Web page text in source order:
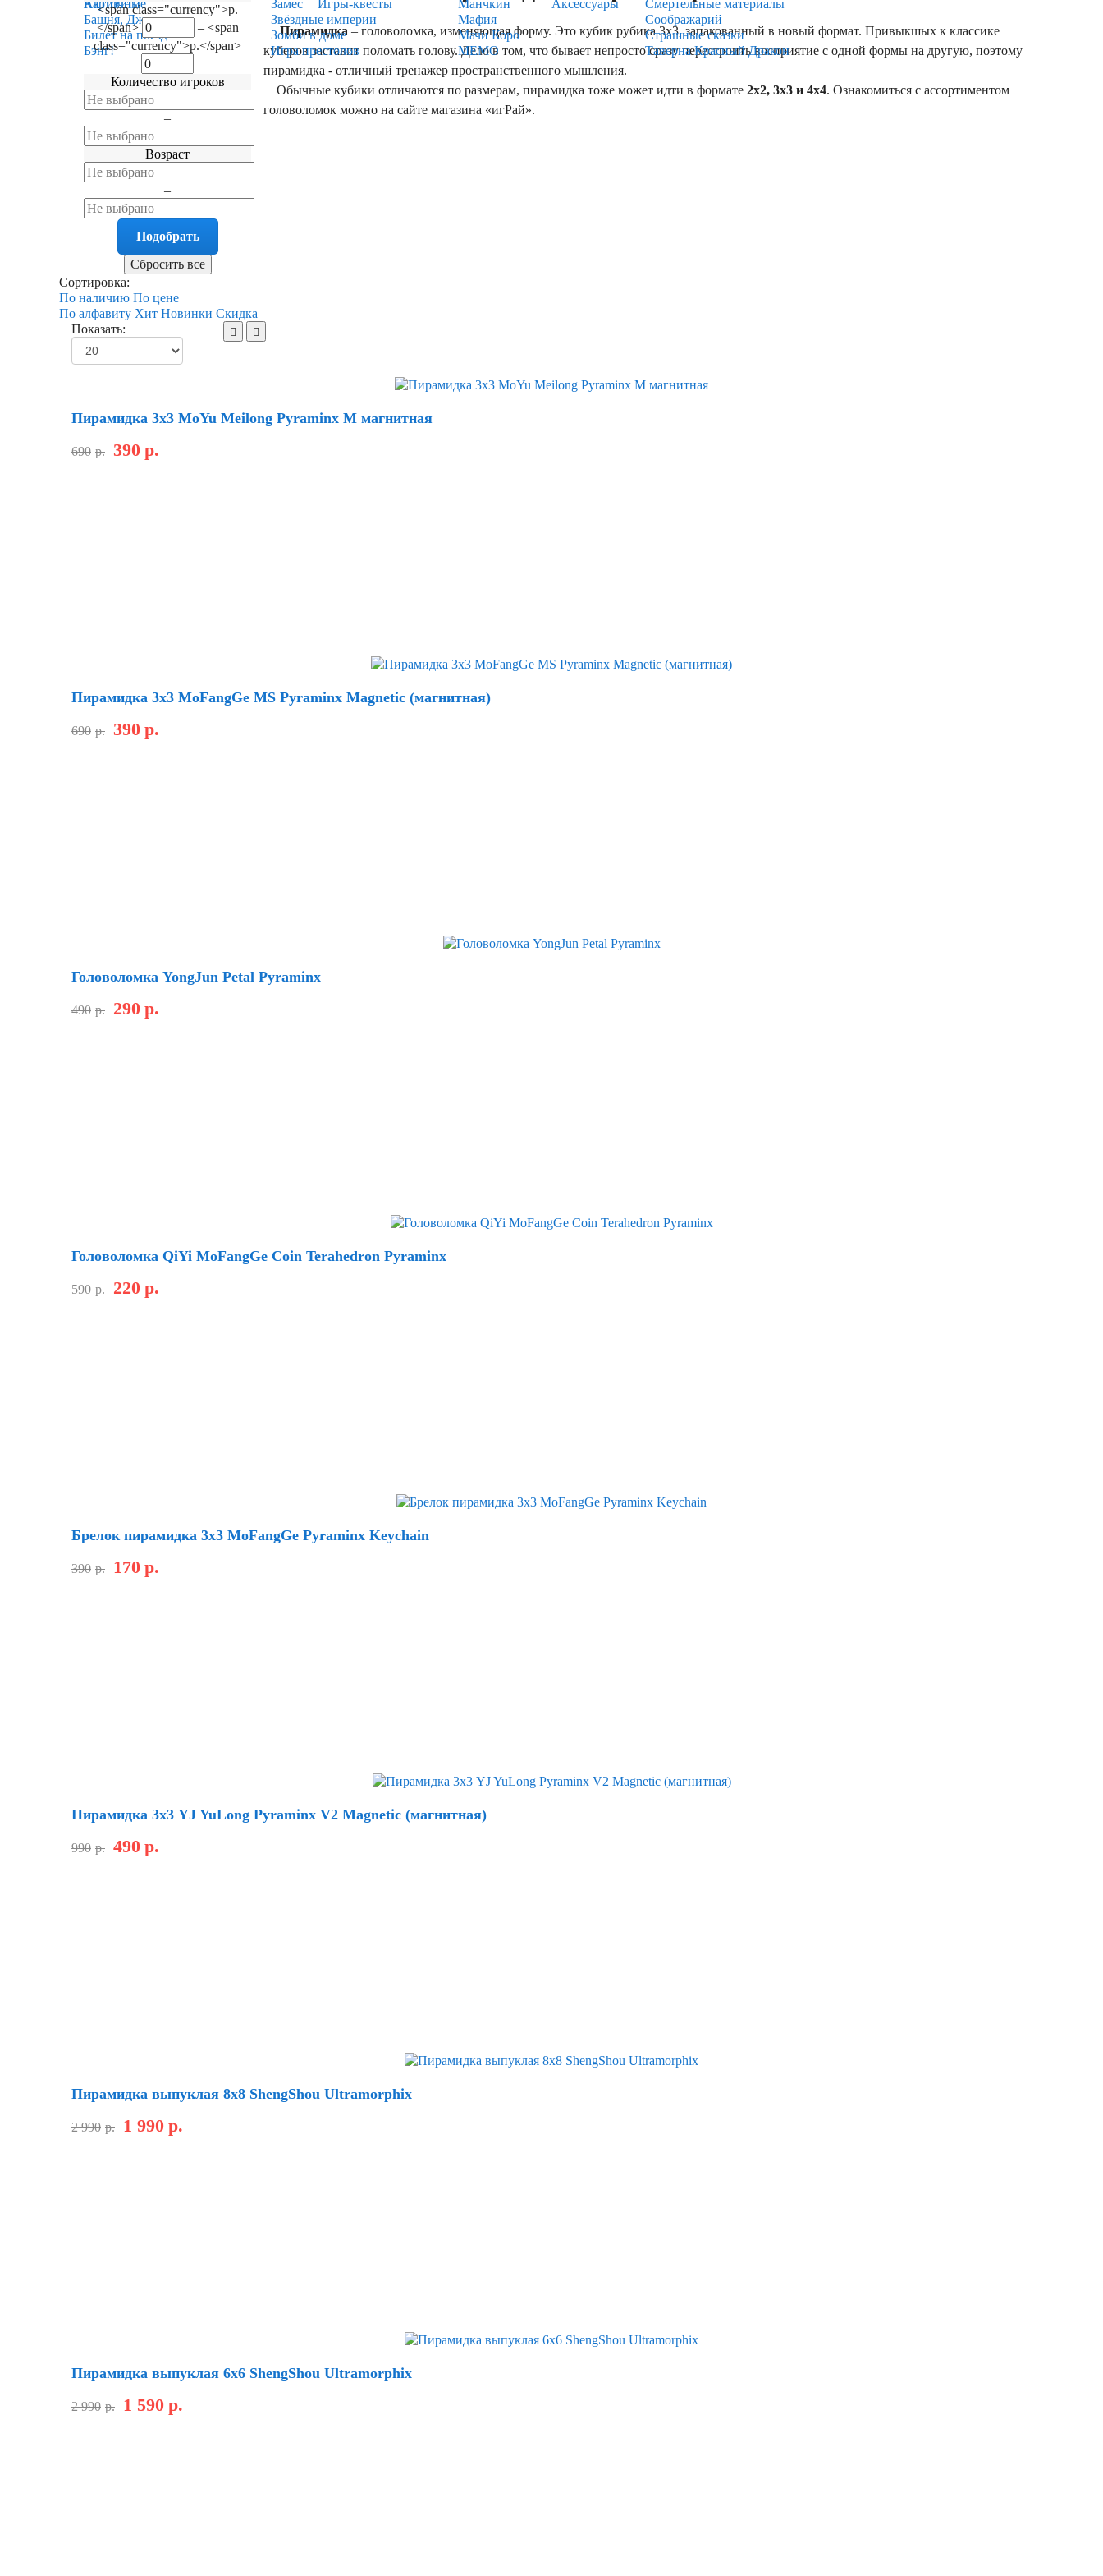
Карточные
Игры-квесты
Аксессуары
Активити
Башня, Дженга
Билет на поезд
Бэнг!
Замес
Звёздные империи
Зомби в доме
Игра престолов
Манчкин
Мафия
Мачи Коро
МЕМО
Смертельные материалы
Соображарий
Страшные сказки
Таверна Красный Дракон
<span class="currency">р.
</span>
– <span
class="currency">р.</span>
Количество игроков
–
Возраст
–
Пирамидка – головоломка, изменяющая форму. Это кубик рубика 3х3, запакованный в новый формат. Привыкшых к классике
куберов заставит поломать голову. Дело в том, что бывает непросто сразу перестроить восприятие с одной формы на другую, поэтому
пирамидка - отличный тренажер пространственного мышления.
Обычные кубики отличаются по размерам, пирамидка тоже может идти в формате 2х2, 3х3 и 4х4. Ознакомиться с ассортиментом
головоломок можно на сайте магазина «игРай».
Сортировка:
По наличию По цене
По алфавиту Хит Новинки Скидка
Показать:
Пирамидка 3х3 MoYu Meilong Pyraminx M магнитная
690 р. 390 р.
Пирамидка 3х3 MoFangGe MS Pyraminx Magnetic (магнитная)
690 р. 390 р.
Головоломка YongJun Petal Pyraminx
490 р. 290 р.
Головоломка QiYi MoFangGe Coin Terahedron Pyraminx
590 р. 220 р.
Брелок пирамидка 3х3 MoFangGe Pyraminx Keychain
390 р. 170 р.
Пирамидка 3х3 YJ YuLong Pyraminx V2 Magnetic (магнитная)
990 р. 490 р.
Пирамидка выпуклая 8х8 ShengShou Ultramorphix
2 990 р. 1 990 р.
Пирамидка выпуклая 6х6 ShengShou Ultramorphix
2 990 р. 1 590 р.